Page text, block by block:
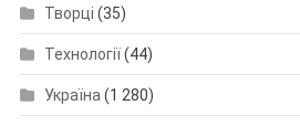
Творці (35)
Технології(44)
Україна (1 280)